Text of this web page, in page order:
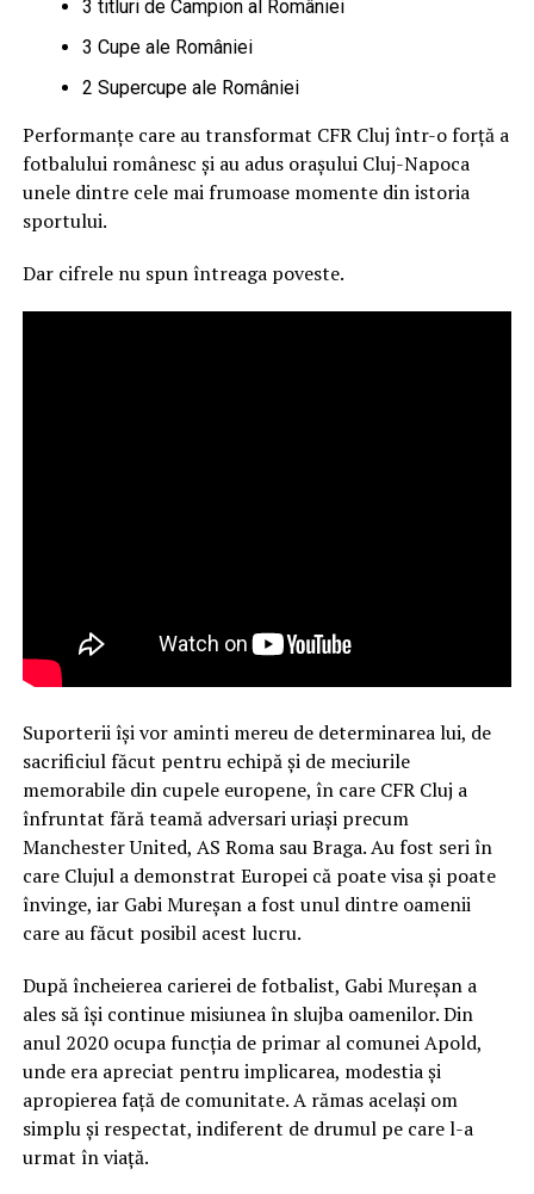
3 titluri de Campion al României
3 Cupe ale României
2 Supercupe ale României
Performanțe care au transformat CFR Cluj într-o forță a
fotbalului românesc și au adus orașului Cluj-Napoca
unele dintre cele mai frumoase momente din istoria
sportului.
Dar cifrele nu spun întreaga poveste.
Suporterii își vor aminti mereu de determinarea lui, de
sacrificiul făcut pentru echipă și de meciurile
memorabile din cupele europene, în care CFR Cluj a
înfruntat fără teamă adversari uriași precum
Manchester United, AS Roma sau Braga. Au fost seri în
care Clujul a demonstrat Europei că poate visa și poate
învinge, iar Gabi Mureșan a fost unul dintre oamenii
care au făcut posibil acest lucru.
După încheierea carierei de fotbalist, Gabi Mureșan a
ales să își continue misiunea în slujba oamenilor. Din
anul 2020 ocupa funcția de primar al comunei Apold,
unde era apreciat pentru implicarea, modestia și
apropierea față de comunitate. A rămas același om
simplu și respectat, indiferent de drumul pe care l-a
urmat în viață.